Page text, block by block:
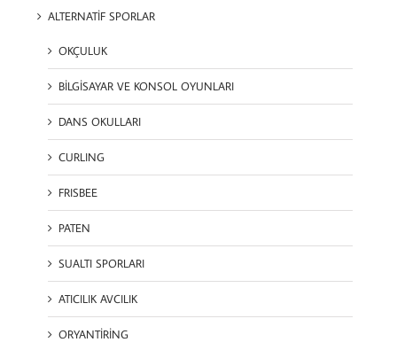
ALTERNATİF SPORLAR
OKÇULUK
BİLGİSAYAR VE KONSOL OYUNLARI
DANS OKULLARI
CURLING
FRISBEE
PATEN
SUALTI SPORLARI
ATICILIK AVCILIK
ORYANTİRİNG